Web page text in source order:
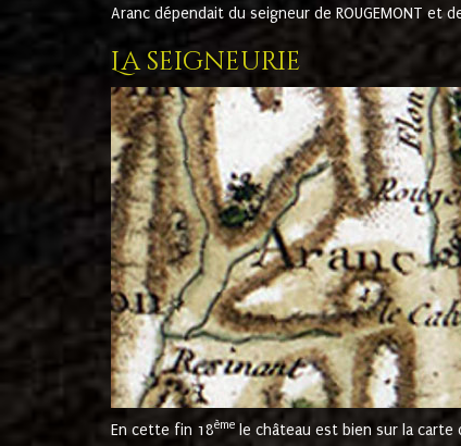
Aranc dépendait du seigneur de ROUGEMONT
La seigneurie
En cette fin 18ème le château est bien sur la carte